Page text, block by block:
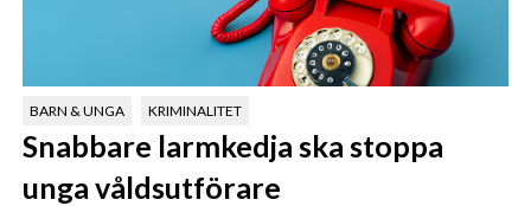
BARN & UNGA KRIMINALITET
Snabbare larmkedja ska stoppa
unga våldsutförare